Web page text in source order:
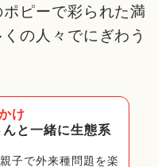
ピーで彩られた満
の人々でにぎわう
け
んと一緒に生態系
子で外来種問題を楽